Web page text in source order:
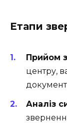
Етапи
Прийом
центру,
Аналіз